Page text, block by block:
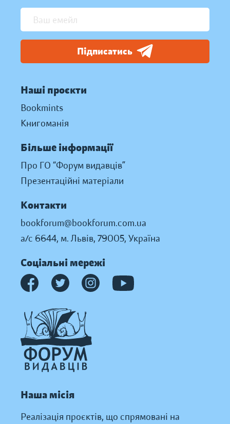
Підписатись
Наші проєкти
Bookmints
Книгоманія
Більше інформації
Про ГО “Форум видавців”
Презентаційні матеріали
Контакти
bookforum@bookforum.com.ua
а/с 6644, м. Львів, 79005, Україна
Соціальні мережі
Наша місія
Реалізація проєктів, що спрямовані на